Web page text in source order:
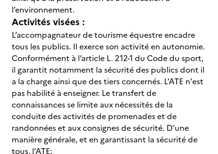
l’environnement.
Activités visées :
L’accompagnateur de tourisme équestre encadre
tous les publics. Il exerce son activité en autonomie.
Conformément à l’article L. 212-1 du Code du sport,
il garantit notamment la sécurité des publics dont il
a la charge ainsi que des tiers concernés. L’ATE n'est
pas habilité à enseigner. Le transfert de
connaissances se limite aux nécessités de la
conduite des activités de promenades et de
randonnées et aux consignes de sécurité. D’une
manière générale, et en garantissant la sécurité de
tous, l’ATE: